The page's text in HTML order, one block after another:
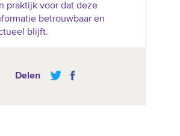
praktijk voor dat deze
betrouwbaar en
blijft.
Delen